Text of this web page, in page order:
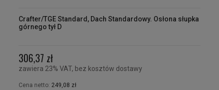
Crafter/TGE Standard, Dach Standardowy. Osłona słupka
górnego tył D
306,37 zł
zawiera 23% VAT, bez kosztów dostawy
Cena netto: 249,08 zł